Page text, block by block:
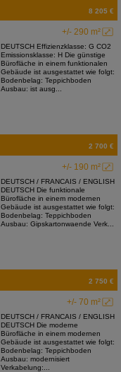
8 205 €
+/- 290 m²
DEUTSCH Effizienzklasse: G CO2
Emissionsklasse: H Die günstige
Bürofläche in einem funktionalen
Gebäude ist ausgestattet wie folgt:
Bodenbelag: Teppichboden
Ausbau: ist ausg...
2 700 €
+/- 190 m²
DEUTSCH / FRANCAIS / ENGLISH
DEUTSCH Die funktionale
Bürofläche in einem modernen
Gebäude ist ausgestattet wie folgt:
Bodenbelag: Teppichboden
Ausbau: Gipskartonwaende Verk...
2 750 €
+/- 70 m²
DEUTSCH / FRANCAIS / ENGLISH
DEUTSCH Die moderne
Bürofläche in einem modernen
Gebäude ist ausgestattet wie folgt:
Bodenbelag: Teppichboden
Ausbau: modernisiert
Verkabelung:...